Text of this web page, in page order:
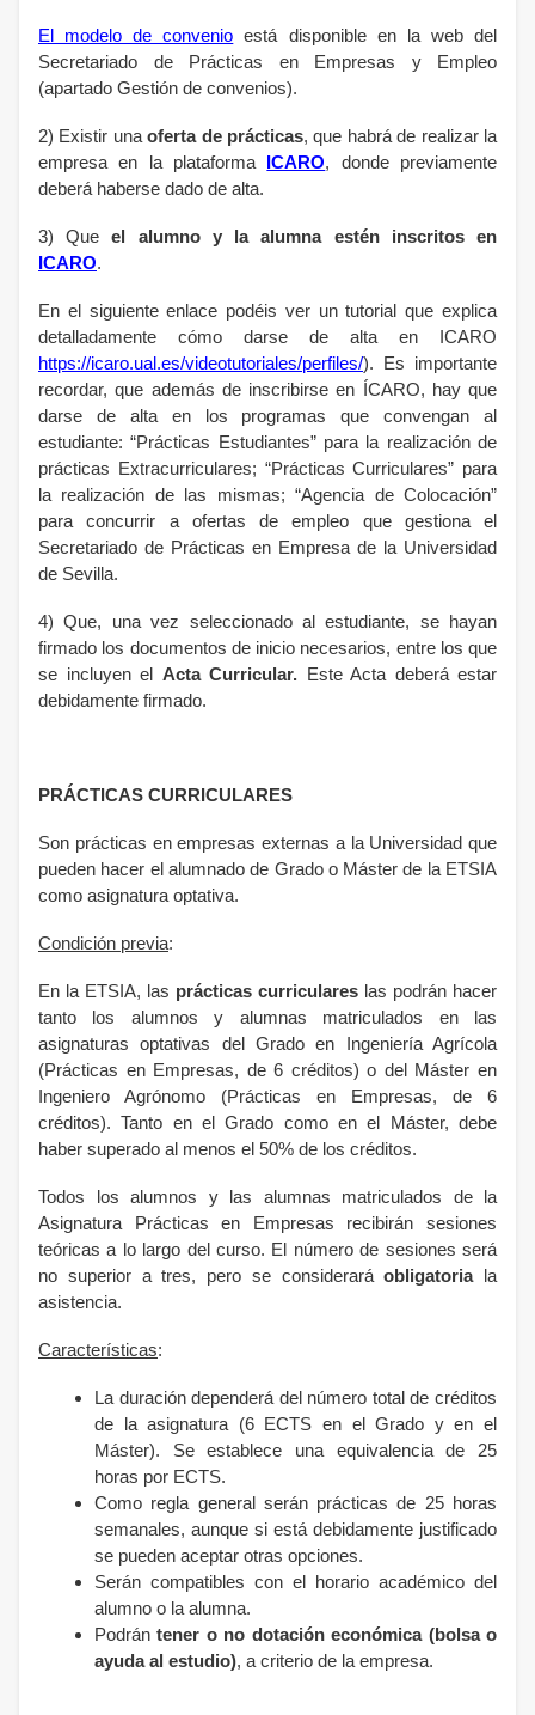
El modelo de convenio está disponible en la web del
Secretariado de Prácticas en Empresas y Empleo
(apartado Gestión de convenios).
2) Existir unaoferta de prácticas, que habrá de realizar la
empresa en la plataforma
ICARO, donde previamente
deberá haberse dado de alta.
3) Queel alumno y la alumna estén inscritos en
ICARO.
En el siguiente enlace podéis ver un tutorial que explica
detalladamente cómo darse de alta en ICARO
https://icaro.ual.es/videotutoriales/perfiles/). Es importante
recordar, que además de inscribirse en ÍCARO, hay que
darse de alta en los programas que convengan al
estudiante: “Prácticas Estudiantes” para la realización de
prácticas Extracurriculares; “Prácticas Curriculares” para
la realización de las mismas; “Agencia de Colocación”
para concurrir a ofertas de empleo que gestiona el
Secretariado de Prácticas en Empresa de la Universidad
de Sevilla.
4) Que, una vez seleccionado al estudiante, se hayan
firmado los documentos de inicio necesarios, entre los que
se incluyen el Acta Curricular.
Este Acta deberá estar
debidamente firmado.
PRÁCTICAS CURRICULARES
Son prácticas en empresas externas a la Universidad que
pueden hacer el alumnado de Grado o Máster de la ETSIA
como asignatura optativa.
Condición previa:
En la ETSIA, las prácticas curriculares las podrán hacer
tanto los alumnos y alumnas matriculados en las
asignaturas optativas del Grado en Ingeniería Agrícola
(Prácticas en Empresas, de 6 créditos) o del Máster en
Ingeniero Agrónomo (Prácticas en Empresas, de 6
créditos). Tanto en el Grado como en el Máster, debe
haber superado al menos el 50% de los créditos.
Todos los alumnos y las alumnas matriculados de la
Asignatura Prácticas en Empresas recibirán sesiones
teóricas a lo largo del curso. El número de sesiones será
no superior a tres, pero se consideraráobligatoriala
asistencia.
Características:
La duración dependerá del número total de créditos
de la asignatura (6 ECTS en el Grado y en el
Máster). Se establece una equivalencia de 25
horas por ECTS.
Como regla general serán prácticas de 25 horas
semanales, aunque si está debidamente justificado
se pueden aceptar otras opciones.
Serán compatibles con el horario académico del
alumno o la alumna.
Podrántener o no dotación económica (bolsa o
ayuda al estudio), a criterio de la empresa.